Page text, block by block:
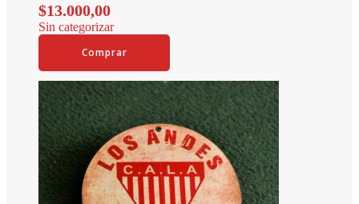
$13.000,00
Sin categorizar
Comprar